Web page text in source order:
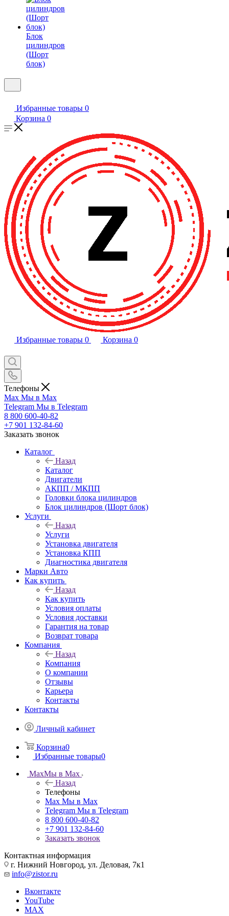
Блок
цилиндров
(Шорт
блок)
Избранные товары 0
Корзина 0
Избранные товары 0 Корзина 0
Телефоны
Max Мы в Max
Telegram Мы в Telegram
8 800 600-40-82
+7 901 132-84-60
Заказать звонок
Каталог
Назад
Каталог
Двигатели
АКПП / МКПП
Головки блока цилиндров
Блок цилиндров (Шорт блок)
Услуги
Назад
Услуги
Установка двигателя
Установка КПП
Диагностика двигателя
Марки Авто
Как купить
Назад
Как купить
Условия оплаты
Условия доставки
Гарантия на товар
Возврат товара
Компания
Назад
Компания
О компании
Отзывы
Карьера
Контакты
Контакты
Личный кабинет
Корзина0
Избранные товары0
MaxМы в Max
Назад
Телефоны
Max Мы в Max
Telegram Мы в Telegram
8 800 600-40-82
+7 901 132-84-60
Заказать звонок
Контактная информация
г. Нижний Новгород, ул. Деловая, 7к1
info@zistor.ru
Вконтакте
YouTube
MAX